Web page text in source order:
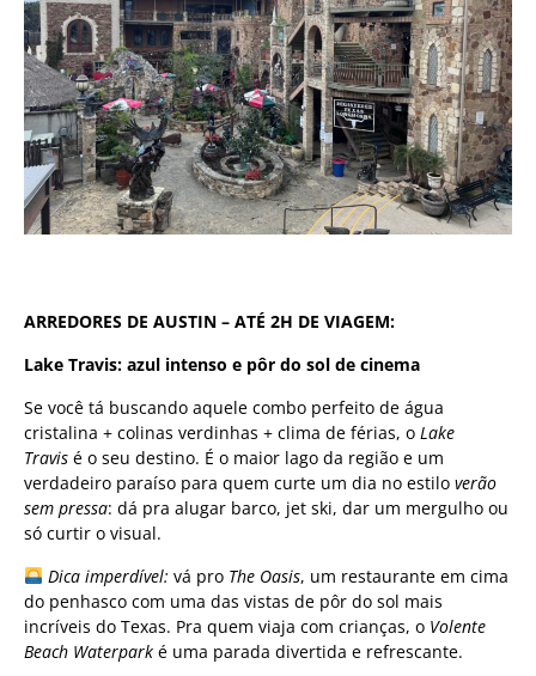
ARREDORES DE AUSTIN – ATÉ 2H DE VIAGEM:
Lake Travis: azul intenso e pôr do sol de cinema
Se você tá buscando aquele combo perfeito de água
cristalina + colinas verdinhas + clima de férias, o Lake
Travis é o seu destino. É o maior lago da região e um
verdadeiro paraíso para quem curte um dia no estilo verão
sem pressa: dá pra alugar barco, jet ski, dar um mergulho ou
só curtir o visual.
Dica imperdível: vá pro The Oasis, um restaurante em cima
do penhasco com uma das vistas de pôr do sol mais
incríveis do Texas. Pra quem viaja com crianças, o Volente
Beach Waterpark é uma parada divertida e refrescante.